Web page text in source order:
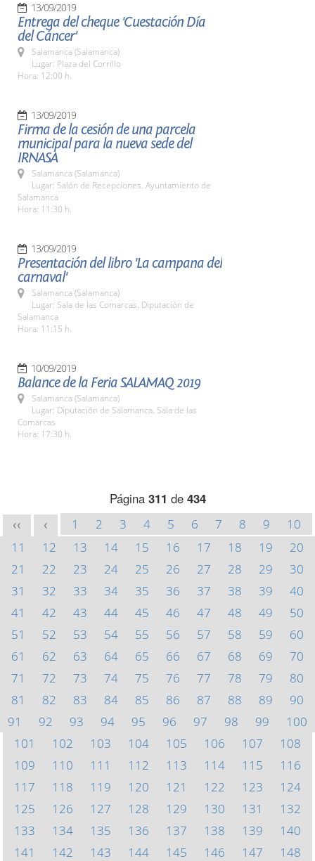
13/09/2019
Entrega del cheque 'Cuestación Día
del Cáncer'
Salamanca (Salamanca)
Lugar: Plaza del Corrillo
Hora: 12:00 h.
13/09/2019
Firma de la cesión de una parcela
municipal para la nueva sede del
IRNASA
Salamanca (Salamanca)
Lugar: Salón de Recepciones. Ayuntamiento de
Salamanca
Hora: 11:30 h.
13/09/2019
Presentación del libro 'La campana del
carnaval'
Salamanca (Salamanca)
Lugar: Sala de las Comarcas. Diputación de
Salamanca
Hora: 11:15 h.
10/09/2019
Balance de la Feria SALAMAQ 2019
Salamanca (Salamanca)
Lugar: Diputación de Salamanca. Sala de las
Comarcas
Hora: 17:30 h.
Página 311 de 434
<< < 1 2 3 4 5 6 7 8 9
10
11
12 13 14 15 16 17 18 19
20
21
22 23 24 25 26 27 28 29
30
31
32 33 34 35 36 37 38 39
40
41
42 43 44 45 46 47 48 49
50
51
52 53 54 55 56 57 58 59
60
61
62 63 64 65 66 67 68 69
70
71
72 73 74 75 76 77 78 79
80
81
82 83 84 85 86 87 88 89
90
91
92 93 94 95 96 97 98 99
100
101
102 103 104 105 106 107
108
109
110 111 112 113 114 115
116
117
118 119 120 121 122 123
124
125
126 127 128 129 130 131
132
133
134 135 136 137 138 139
140
141
142 143 144 145 146 147
148